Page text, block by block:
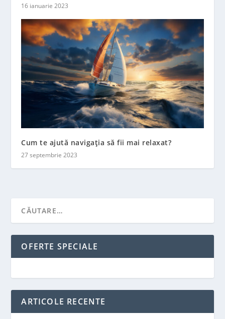
16 ianuarie 2023
Cum te ajută navigația să fii mai relaxat?
27 septembrie 2023
OFERTE SPECIALE
ARTICOLE RECENTE